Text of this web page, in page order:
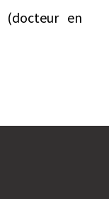
(docteur en